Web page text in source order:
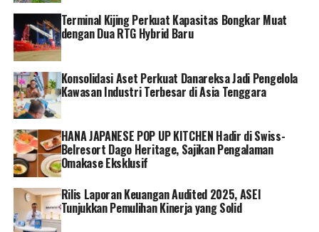
RELATED TOPICS:
Terminal Kijing Perkuat Kapasitas Bongkar Muat
dengan Dua RTG Hybrid Baru
Konsolidasi Aset Perkuat Danareksa Jadi Pengelola
Kawasan Industri Terbesar di Asia Tenggara
HANA JAPANESE POP UP KITCHEN Hadir di Swiss-
Belresort Dago Heritage, Sajikan Pengalaman
Omakase Eksklusif
Rilis Laporan Keuangan Audited 2025, ASEI
Tunjukkan Pemulihan Kinerja yang Solid